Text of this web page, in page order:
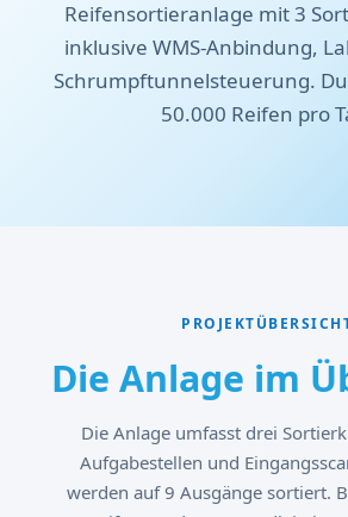
Reifensortieranlage mit 3
inklusive WMS-Anbindung,
Schrumpftunnelsteuerung.
50.000 Reifen pro
Die Anlage im
Die Anlage umfasst drei
Aufgabestellen und
werden auf 9 Ausgänge sortiert.